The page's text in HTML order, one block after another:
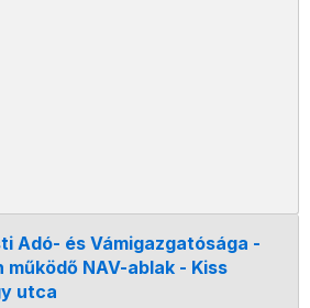
Adó- és Vámigazgatósága -
működő NAV-ablak - Kiss
utca